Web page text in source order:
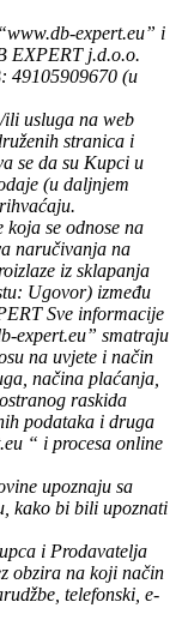
expert.eu” i
EXPERT j.d.o.o.
49105909670 (u
usluga na web
stranica i
se da su Kupci u
(u daljnjem
se odnose na
naručivanja na
iz sklapanja
Ugovor) između
Sve informacije
expert.eu” smatraju
na uvjete i način
načina plaćanja,
raskida
podataka i druga
“ i procesa online
upoznaju sa
kako bi bili upoznati
i Prodavatelja
obzira na koji način
telefonski, e-